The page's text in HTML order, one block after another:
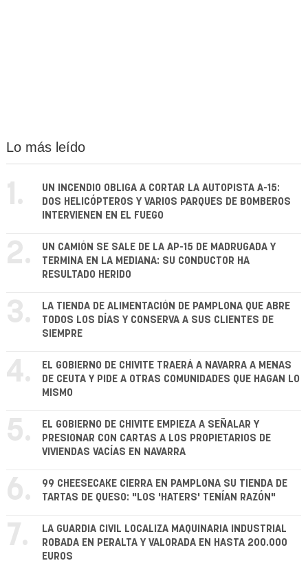
Lo más leído
1.
UN INCENDIO OBLIGA A CORTAR LA AUTOPISTA A-15:
DOS HELICÓPTEROS Y VARIOS PARQUES DE BOMBEROS
INTERVIENEN EN EL FUEGO
2.
UN CAMIÓN SE SALE DE LA AP-15 DE MADRUGADA Y
TERMINA EN LA MEDIANA: SU CONDUCTOR HA
RESULTADO HERIDO
3.
LA TIENDA DE ALIMENTACIÓN DE PAMPLONA QUE ABRE
TODOS LOS DÍAS Y CONSERVA A SUS CLIENTES DE
SIEMPRE
4.
EL GOBIERNO DE CHIVITE TRAERÁ A NAVARRA A MENAS
DE CEUTA Y PIDE A OTRAS COMUNIDADES QUE HAGAN LO
MISMO
5.
EL GOBIERNO DE CHIVITE EMPIEZA A SEÑALAR Y
PRESIONAR CON CARTAS A LOS PROPIETARIOS DE
VIVIENDAS VACÍAS EN NAVARRA
6.
99 CHEESECAKE CIERRA EN PAMPLONA SU TIENDA DE
TARTAS DE QUESO: "LOS 'HATERS' TENÍAN RAZÓN"
7.
LA GUARDIA CIVIL LOCALIZA MAQUINARIA INDUSTRIAL
ROBADA EN PERALTA Y VALORADA EN HASTA 200.000
EUROS